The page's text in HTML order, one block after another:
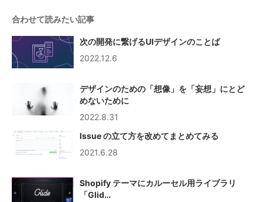
合わせて読みたい記事
次の開発に繋げるUIデザインのことば
2022.12.6
デザインのための「想像」を「妄想」にとど
めないために
2022.8.31
Issue の立て方を改めてまとめてみる
2021.6.28
Shopify テーマにカルーセル用ライブラリ
「Glid…